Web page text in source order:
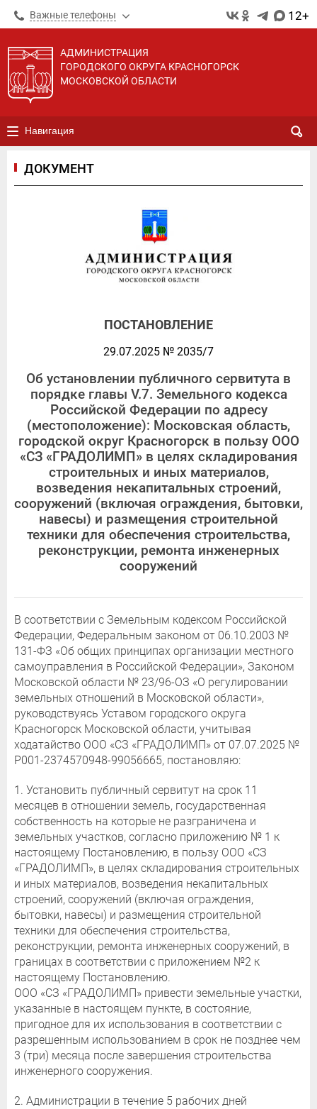
Важные телефоны 12+
АДМИНИСТРАЦИЯ
ГОРОДСКОГО ОКРУГА КРАСНОГОРСК
МОСКОВСКОЙ ОБЛАСТИ
Навигация
ДОКУМЕНТ
ПОСТАНОВЛЕНИЕ
29.07.2025 № 2035/7
Об установлении публичного сервитута в
порядке главы V.7. Земельного кодекса
Российской Федерации по адресу
(местоположение): Московская область,
городской округ Красногорск в пользу ООО
«СЗ «ГРАДОЛИМП» в целях складирования
строительных и иных материалов,
возведения некапитальных строений,
сооружений (включая ограждения, бытовки,
навесы) и размещения строительной
техники для обеспечения строительства,
реконструкции, ремонта инженерных
сооружений
В соответствии с Земельным кодексом Российской
Федерации, Федеральным законом от 06.10.2003 №
131-ФЗ «Об общих принципах организации местного
самоуправления в Российской Федерации», Законом
Московской области № 23/96-ОЗ «О регулировании
земельных отношений в Московской области»,
руководствуясь Уставом городского округа
Красногорск Московской области, учитывая
ходатайство ООО «СЗ «ГРАДОЛИМП» от 07.07.2025 №
P001-2374570948-99056665, постановляю:
1. Установить публичный сервитут на срок 11
месяцев в отношении земель, государственная
собственность на которые не разграничена и
земельных участков, согласно приложению № 1 к
настоящему Постановлению, в пользу ООО «СЗ
«ГРАДОЛИМП», в целях складирования строительных
и иных материалов, возведения некапитальных
строений, сооружений (включая ограждения,
бытовки, навесы) и размещения строительной
техники для обеспечения строительства,
реконструкции, ремонта инженерных сооружений, в
границах в соответствии с приложением №2 к
настоящему Постановлению.
ООО «СЗ «ГРАДОЛИМП» привести земельные участки,
указанные в настоящем пункте, в состояние,
пригодное для их использования в соответствии с
разрешенным использованием в срок не позднее чем
3 (три) месяца после завершения строительства
инженерного сооружения.
2. Администрации в течение 5 рабочих дней